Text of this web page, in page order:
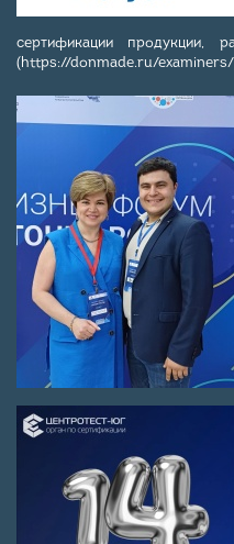
сертификации продукции,
( https://donmade.ru/examiners/